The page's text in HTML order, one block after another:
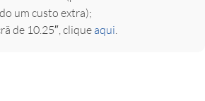
um custo extra);
de 10.25″, clique aqui